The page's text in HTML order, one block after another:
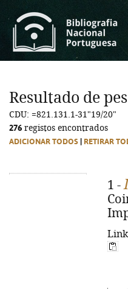
Resultado de
CDU: =821.131.1-31"19/20"
276 registos encontrados
ADICIONAR TODOS RETIRAR
1 -